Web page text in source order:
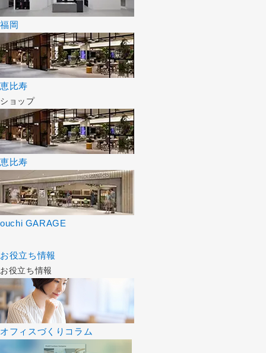
福岡
恵比寿
ショップ
恵比寿
ouchi GARAGE
お役立ち情報
お役立ち情報
オフィスづくりコラム